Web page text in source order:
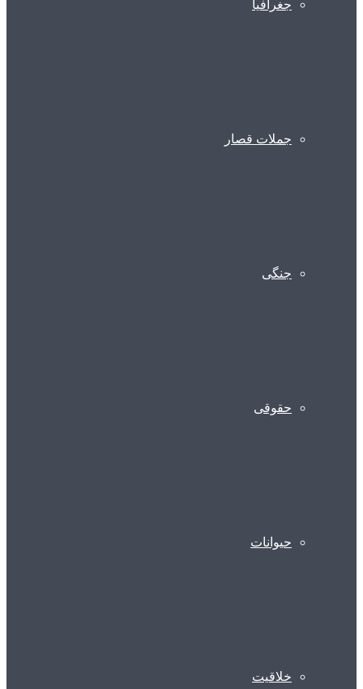
جغرافیا
جملات قصار
جنگی
حقوقی
حیوانات
خلاقیت